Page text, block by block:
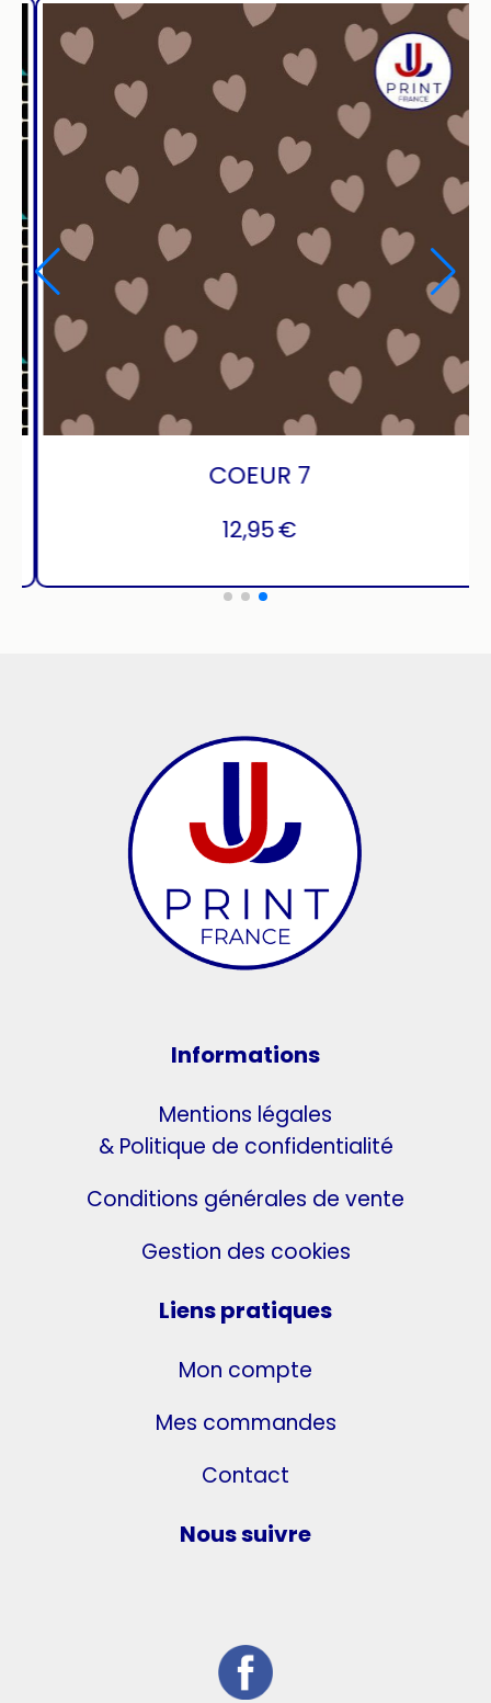
KOI
12,95€
Informations
Mentions légales
& Politique de confidentialité
Conditions générales de vente
Gestion des cookies
Liens pratiques
Mon compte
Mes commandes
Contact
Nous suivre